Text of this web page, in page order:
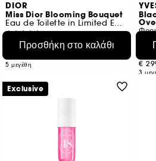
DIOR
Miss Dior Blooming Bouquet
Eau de Toilette in Limited Edition
5
€ 82,95
5 μεγέθη
Προσθήκη στο καλάθι
€
3
Exclusive